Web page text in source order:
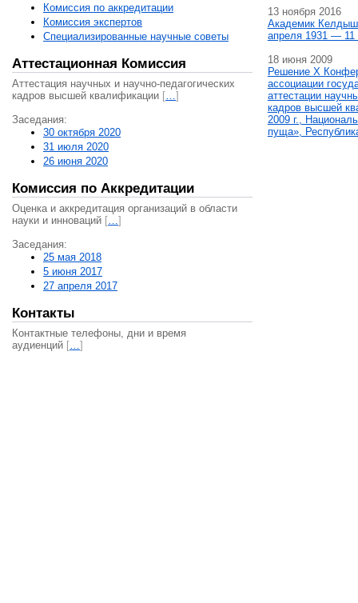
Комиссия по аккредитации
Комиссия экспертов
Специализированные научные советы
Аттестационная Комиссия
Аттестация научных и научно-педагогических
кадров высшей квалификации […]
Заседания:
30 октября 2020
31 июля 2020
26 июня 2020
Комиссия по Аккредитации
Оценка и аккредитация организаций в области
науки и инноваций […]
Заседания:
25 мая 2018
5 июня 2017
27 апреля 2017
Контакты
Контактные телефоны, дни и время
аудиенций […]
13 ноября 2016
Академик
апреля 1931 — 11
18 июня 2009
Решение X
ассоциации
аттестации
кадров высшей
2009 г.,
пуща»,